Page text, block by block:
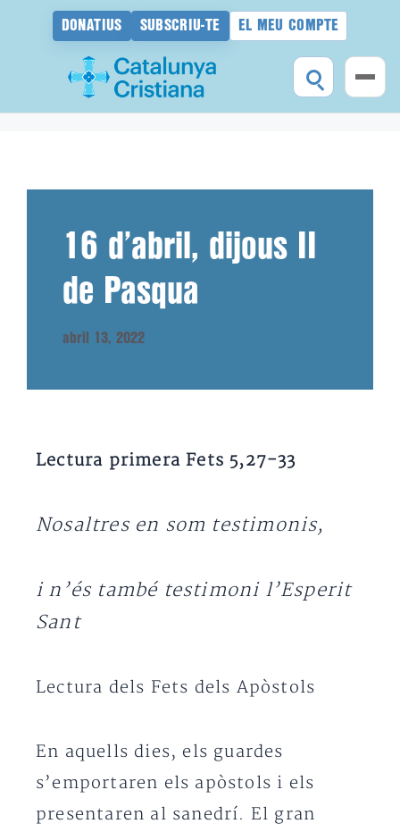
DONATIUS SUBSCRIU-TE EL MEU COMPTE
16 d’abril, dijous II
de Pasqua
abril 13, 2022
Lectura primera Fets 5,27-33
Nosaltres en som testimonis,
i n’és també testimoni l’Esperit
Sant
Lectura dels Fets dels Apòstols
En aquells dies, els guardes
s’emportaren els apòstols i els
presentaren al sanedrí. El gran